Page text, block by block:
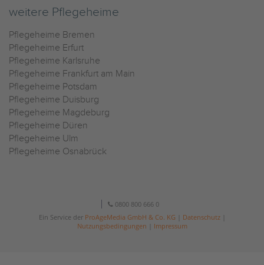
weitere Pflegeheime
Pflegeheime Bremen
Pflegeheime Erfurt
Pflegeheime Karlsruhe
Pflegeheime Frankfurt am Main
Pflegeheime Potsdam
Pflegeheime Duisburg
Pflegeheime Magdeburg
Pflegeheime Düren
Pflegeheime Ulm
Pflegeheime Osnabrück
0800 800 666 0
Ein Service der ProAgeMedia GmbH & Co. KG Datenschutz|
Nutzungsbedingungen
Impressum